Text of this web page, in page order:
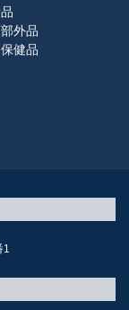
外品
健品
1